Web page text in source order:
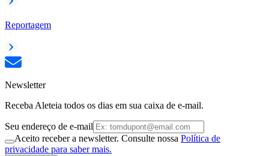
Reportagem
Newsletter
Receba Aleteia todos os dias em sua caixa de e-mail.
Seu endereço de e-mail
Aceito receber a newsletter. Consulte nossa Política de
privacidade para saber mais.